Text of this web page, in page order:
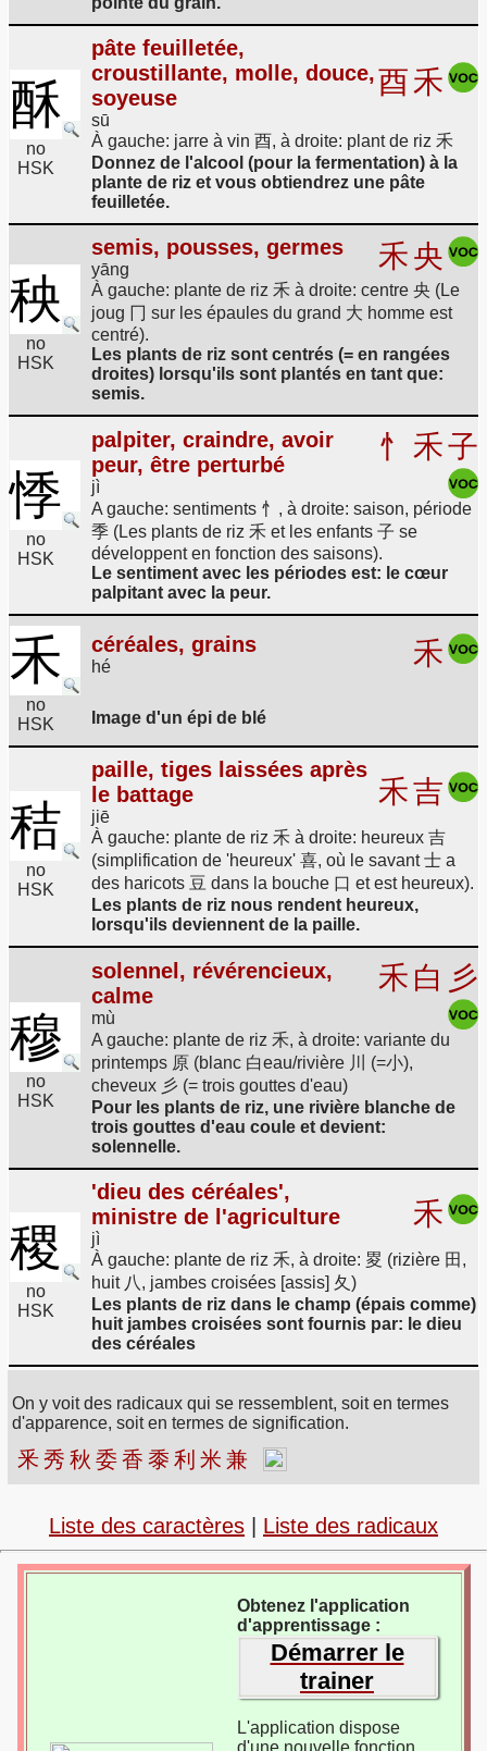
酥
no
HSK
pâte feuilletée,
croustillante, molle, douce,
soyeuse
sū
酉禾
À gauche: jarre à vin 酉, à droite: plant de riz 禾
Donnez de l'alcool (pour la fermentation) à la
plante de riz et vous obtiendrez une pâte
feuilletée.
秧
no
HSK
semis, pousses, germes
yāng 禾央
À gauche: plante de riz 禾 à droite: centre 央 (Le
joug 冂 sur les épaules du grand 大 homme est
centré).
Les plants de riz sont centrés (= en rangées
droites) lorsqu'ils sont plantés en tant que:
semis.
悸
no
HSK
palpiter, craindre, avoir
peur, être perturbé
jì
忄 禾子
A gauche: sentiments 忄, à droite: saison, période
季 (Les plants de riz 禾 et les enfants 子 se
développent en fonction des saisons).
Le sentiment avec les périodes est: le cœur
palpitant avec la peur.
禾
no
HSK
céréales, grains
hé 禾
Image d'un épi de blé
秸
no
HSK
paille, tiges laissées après
le battage
jiē
禾吉
À gauche: plante de riz 禾 à droite: heureux 吉
(simplification de 'heureux' 喜, où le savant 士 a
des haricots 豆 dans la bouche 口 et est heureux).
Les plants de riz nous rendent heureux,
lorsqu'ils deviennent de la paille.
穆
no
HSK
solennel, révérencieux,
calme
mù
禾 白 彡
A gauche: plante de riz 禾, à droite: variante du
printemps 原 (blanc 白eau/rivière 川 (=小),
cheveux 彡 (= trois gouttes d'eau)
Pour les plants de riz, une rivière blanche de
trois gouttes d'eau coule et devient:
solennelle.
稷
no
HSK
'dieu des céréales',
ministre de l'agriculture
jì
禾
À gauche: plante de riz 禾, à droite: 畟 (rizière 田,
huit 八, jambes croisées [assis] 夂)
Les plants de riz dans le champ (épais comme)
huit jambes croisées sont fournis par: le dieu
des céréales
On y voit des radicaux qui se ressemblent, soit en termes
d'apparence, soit en termes de signification.
釆秀 秋 委香 黍 利 米 兼
Liste des caractères Liste des radicaux
Obtenez l'application
d'apprentissage :
Démarrer le
trainer
L'application dispose
d'une nouvelle fonction